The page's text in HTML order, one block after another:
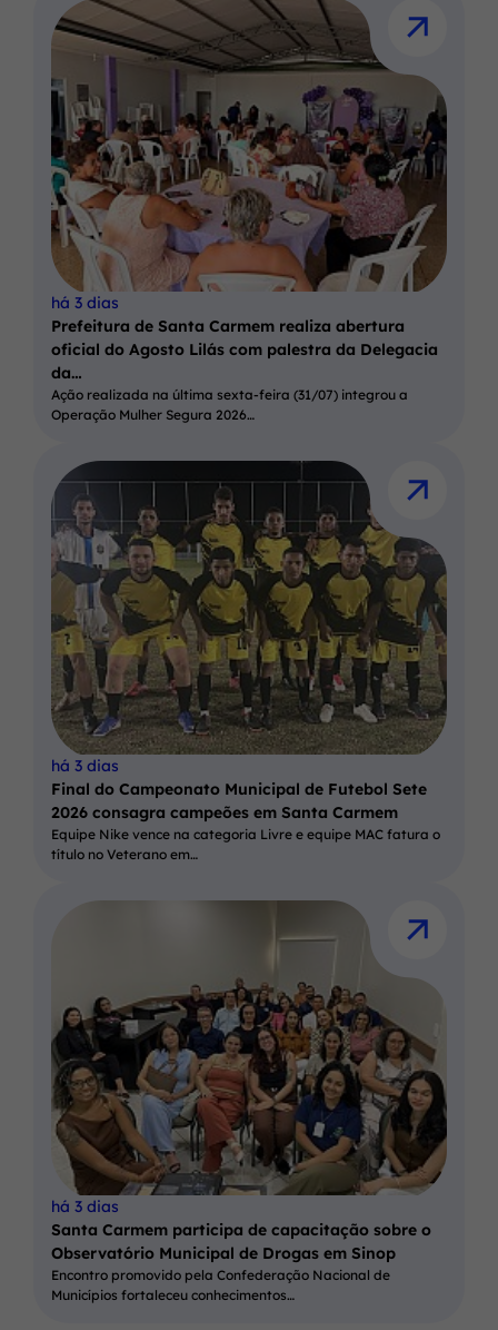
há 3 dias
Prefeitura de Santa Carmem realiza abertura
oficial do Agosto Lilás com palestra da Delegacia
da…
Ação realizada na última sexta-feira (31/07) integrou a
Operação Mulher Segura 2026…
há 3 dias
Final do Campeonato Municipal de Futebol Sete
2026 consagra campeões em Santa Carmem
Equipe Nike vence na categoria Livre e equipe MAC fatura o
título no Veterano em…
há 3 dias
Santa Carmem participa de capacitação sobre o
Observatório Municipal de Drogas em Sinop
Encontro promovido pela Confederação Nacional de
Municípios fortaleceu conhecimentos…